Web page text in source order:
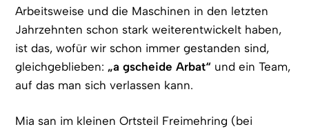
Arbeitsweise und die Maschinen in den letzten
Jahrzehnten schon stark weiter­entwickelt haben,
ist das, wofür wir schon immer gestanden sind,
gleich­geblieben: „a gscheide Arbat“ und ein Team,
auf das man sich verlassen kann.
Mia san im kleinen Ortsteil Freimehring (bei